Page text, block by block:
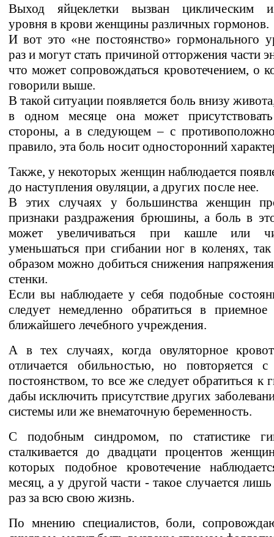
Выход яйцеклетки вызван циклическим
уровня в крови женщины различных гормонов.
И вот это «не постоянство» гормонального
раз и могут стать причиной отторжения части
что может сопровождаться кровотечением, о
говорили выше.
В такой ситуации появляется боль внизу
в одном месяце она может
стороны, а в следующем – с
правило, эта боль носит односторонний
Также, у некоторых женщин наблюдается
до наступления овуляции, а других после нее.
В этих случаях у большинства женщин
признаки раздражения брюшины, а боль в
может увеличиваться при кашле или
уменьшаться при сгибании ног в коленях,
образом можно добиться снижения
стенки.
Если вы наблюдаете у себя подобные
следует немедленно обратиться в приемное
ближайшего лечебного учреждения.
А в тех случаях, когда овуляторное
отличается обильностью, но повторяется
постоянством, то все же следует обратиться к
дабы исключить присутствие других
системы или же внематочную беременность.
С подобным синдромом, по статистике
сталкивается до двадцати процентов
которых подобное кровотечение
месяц, а у другой части - такое случается
раз за всю свою жизнь.
По мнению специалистов, боли,